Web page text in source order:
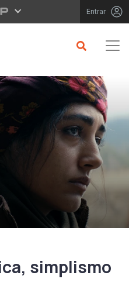
Entrar
simplismo